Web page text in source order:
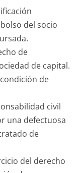
del socio
de
de capital.
de
civil
una defectuosa
de
del derecho